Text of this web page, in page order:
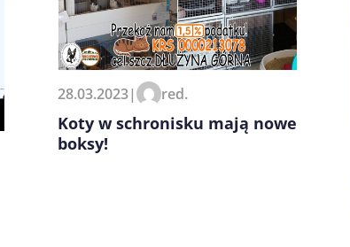
28.03.2023| red.
Koty w schronisku mają nowe
boksy!